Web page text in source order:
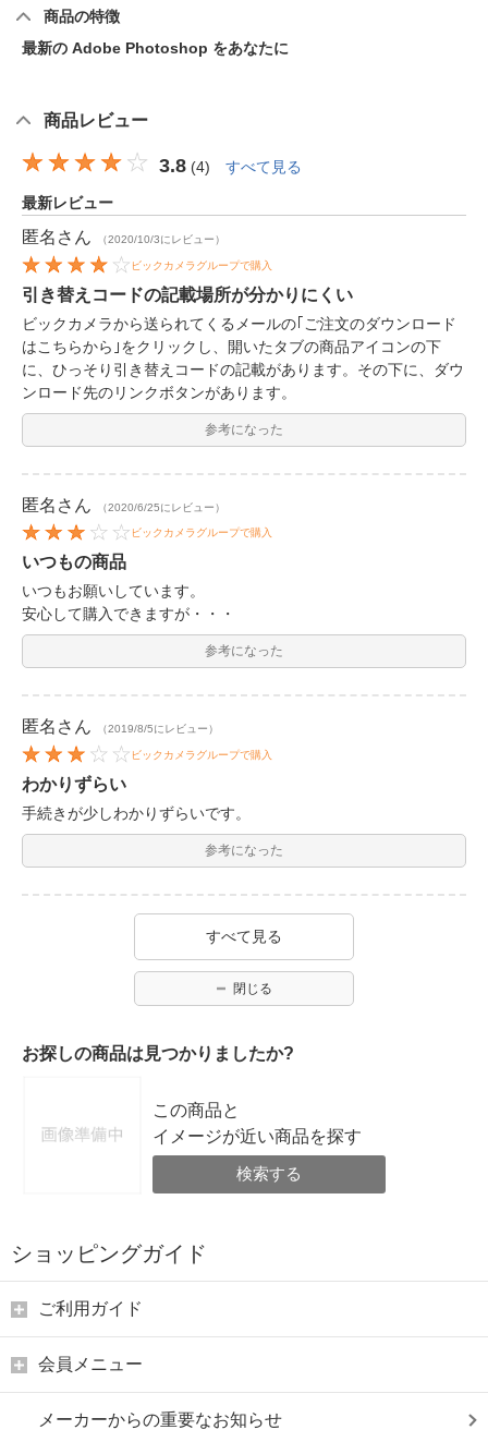
商品の特徴
最新の Adobe Photoshop をあなたに
商品レビュー
3.8 (4) すべて見る
最新レビュー
匿名 さん （2020/10/3にレビュー）
ビックカメラグループで購入
引き替えコードの記載場所が分かりにくい
ビックカメラから送られてくるメールの｢ご注文のダウンロード
はこちらから｣をクリックし、開いたタブの商品アイコンの下
に、ひっそり引き替えコードの記載があります。その下に、ダウ
ンロード先のリンクボタンがあります。
参考になった
匿名 さん （2020/6/25にレビュー）
ビックカメラグループで購入
いつもの商品
いつもお願いしています。
安心して購入できますが・・・
参考になった
匿名 さん （2019/8/5にレビュー）
ビックカメラグループで購入
わかりずらい
手続きが少しわかりずらいです。
参考になった
すべて見る
閉じる
お探しの商品は見つかりましたか?
この商品と
イメージが近い商品を探す
検索する
ショッピングガイド
ご利用ガイド
会員メニュー
メーカーからの重要なお知らせ